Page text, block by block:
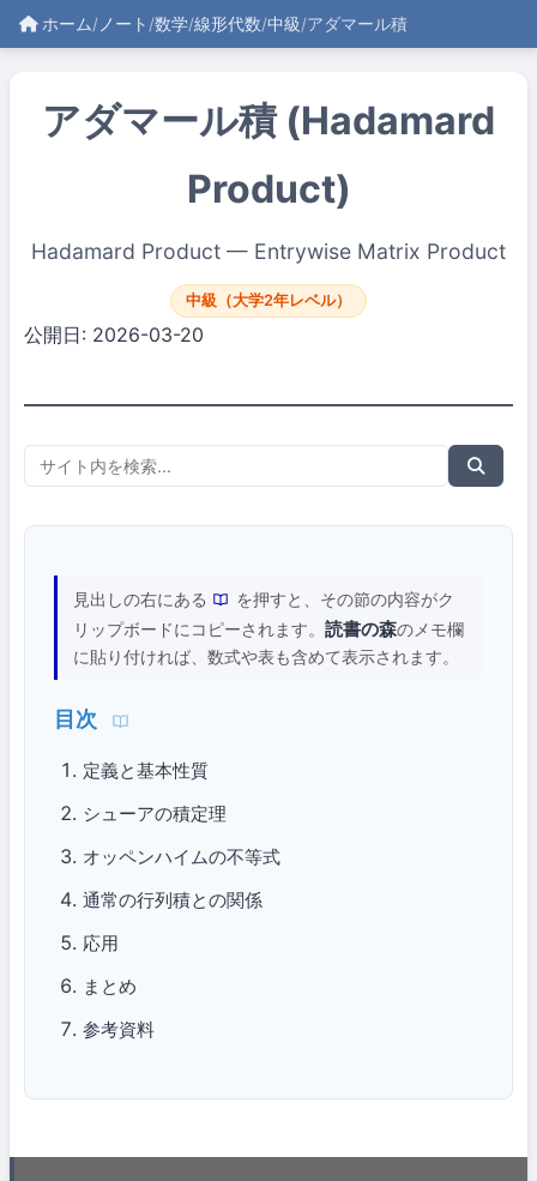
ホーム/ ノート /数学/線形代数/中級/アダマール積
アダマール積 (Hadamard
Product)
Hadamard Product — Entrywise Matrix Product
中級（大学2年レベル）
公開日: 2026-03-20
見出しの右にある
を押すと、その節の内容がク
リップボードにコピーされます。 読書の森のメモ欄
に貼り付ければ、数式や表も含めて表示されます。
目次
定義と基本性質
シューアの積定理
オッペンハイムの不等式
通常の行列積との関係
応用
まとめ
参考資料